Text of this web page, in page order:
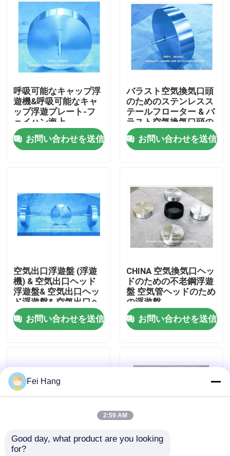
企業情報
品質管理
お問い合わせ
マリンエアベントヘッド
マリン缶浄水フィルター
海洋の海水のこし器
呼吸可能なキャップ浮
遊機&呼吸可能なキャ
ップ浮遊プレート-フ
ェイハン海上
お問い合わせを送信
バラスト空気換気口頭
のためのステンレスス
テールフローター & バ
ラスト空気換気口頭の
ためのステンレスステ
ールフローター
お問い合わせを送信
空気出口浮遊盤 (浮遊
機) & 空気出口ヘッド
浮遊盤& 空気出口ヘッ
ド浮遊盤& 空気出口ヘ
ッド浮遊盤
お問い合わせを送信
CHINA 空気換気口ヘッ
ドのための不老鋼浮遊
盤 空気管ヘッドのため
の浮遊盤
お問い合わせを送信
海上用エアヘッド用 浮
Fei Hang
2:59 AM
Good day, what product are you looking
for?